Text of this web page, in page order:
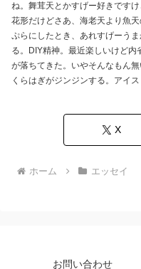
ね。舞茸天とかすげー好きです
花形だけどさあ、海老天より魚
ぷらにしたとき、あれすげーう
る。DIY精神。最近楽しいけど
が落ちてきた。いやそんなもん
くらはぎがジンジンする。アイス
X
ホーム エッセイ
お問い合わせ